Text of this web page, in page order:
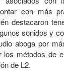
con más
destacaron
sonidos y
aboga por
los métodos de
de L2.